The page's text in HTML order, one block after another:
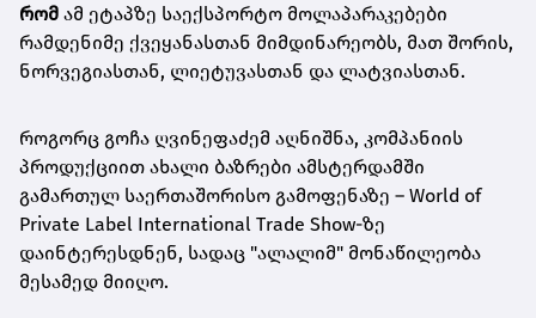
რომ ამ ეტაპზე საექსპორტო მოლაპარაკებები
რამდენიმე ქვეყანასთან მიმდინარეობს, მათ შორის,
ნორვეგიასთან, ლიეტუვასთან და ლატვიასთან.
როგორც გოჩა ღვინეფაძემ აღნიშნა, კომპანიის
პროდუქციით ახალი ბაზრები ამსტერდამში
გამართულ საერთაშორისო გამოფენაზე – World of
Private Label International Trade Show-ზე
დაინტერესდნენ, სადაც "ალალიმ" მონაწილეობა
მესამედ მიიღო.